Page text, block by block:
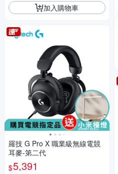
加入購物車
羅技 G Pro X 職業級無線電競
耳麥-第二代
$5,391